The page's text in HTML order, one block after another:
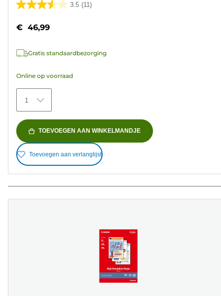
3.5 (11)
3.5
de
sterren.
beoordelingen
€ 46,99
Gratis standaardbezorging
Online op voorraad
1
TOEVOEGEN AAN WINKELMANDJE
Toevoegen aan verlanglijst